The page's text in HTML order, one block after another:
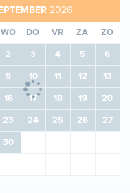
2026
WO DO VR ZA
ZO
2 3 4 5
6
9 10 11 12
13
16 17 18 19
20
23 24 25 26
27
30